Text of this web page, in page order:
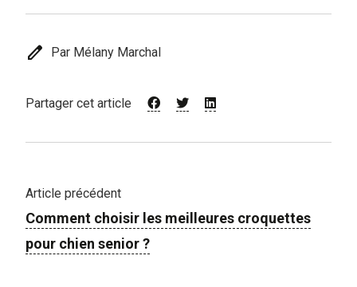
edit Par Mélany Marchal
Partager cet article
Article précédent
Comment choisir les meilleures croquettes
pour chien senior ?